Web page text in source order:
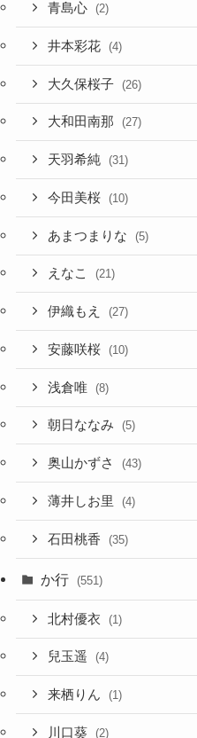
青島心 (2)
井本彩花 (4)
大久保桜子 (26)
大和田南那 (27)
天羽希純 (31)
今田美桜 (10)
あまつまりな (5)
えなこ (21)
伊織もえ (27)
安藤咲桜 (10)
浅倉唯 (8)
朝日ななみ (5)
奥山かずさ (43)
薄井しお里 (4)
石田桃香 (35)
か行 (551)
北村優衣 (1)
兒玉遥 (4)
来栖りん (1)
川口葵 (2)